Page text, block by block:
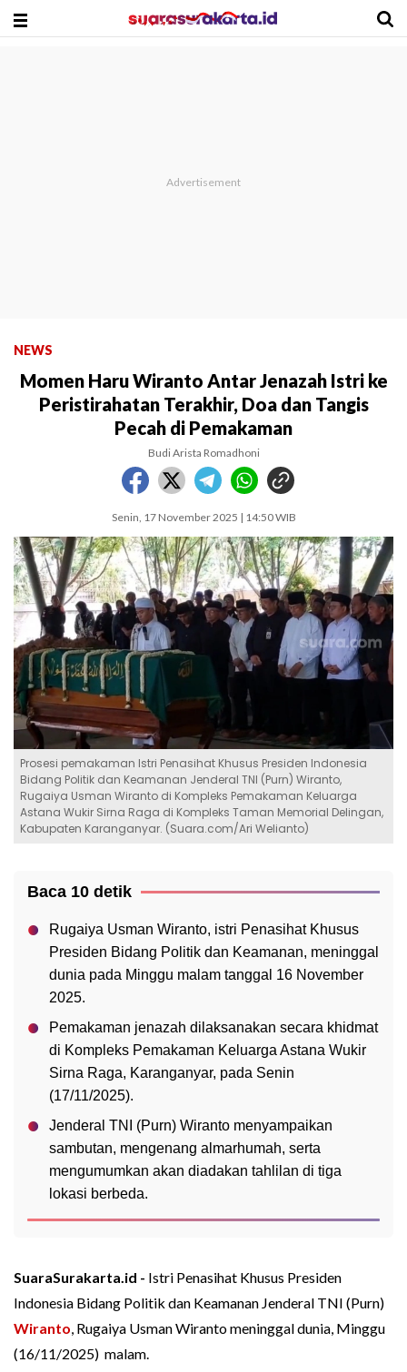
NEWS
Momen Haru Wiranto Antar Jenazah Istri ke
Peristirahatan Terakhir, Doa dan Tangis
Pecah di Pemakaman
Budi Arista Romadhoni
Senin, 17 November 2025 | 14:50 WIB
Prosesi pemakaman Istri Penasihat Khusus Presiden Indonesia
Bidang Politik dan Keamanan Jenderal TNI (Purn) Wiranto,
Rugaiya Usman Wiranto di Kompleks Pemakaman Keluarga
Astana Wukir Sirna Raga di Kompleks Taman Memorial Delingan,
Kabupaten Karanganyar. (Suara.com/Ari Welianto)
Baca 10 detik
Rugaiya Usman Wiranto, istri Penasihat Khusus
Presiden Bidang Politik dan Keamanan, meninggal
dunia pada Minggu malam tanggal 16 November
2025.
Pemakaman jenazah dilaksanakan secara khidmat
di Kompleks Pemakaman Keluarga Astana Wukir
Sirna Raga, Karanganyar, pada Senin
(17/11/2025).
Jenderal TNI (Purn) Wiranto menyampaikan
sambutan, mengenang almarhumah, serta
mengumumkan akan diadakan tahlilan di tiga
lokasi berbeda.
SuaraSurakarta.id - Istri Penasihat Khusus Presiden
Indonesia Bidang Politik dan Keamanan Jenderal TNI (Purn)
Wiranto, Rugaiya Usman Wiranto meninggal dunia, Minggu
(16/11/2025) malam.